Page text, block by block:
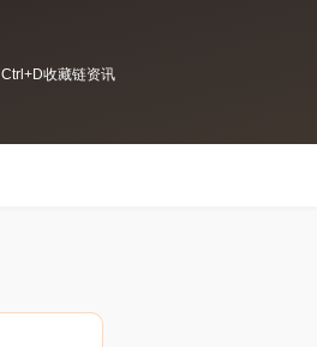
Ctrl+D收藏链资讯